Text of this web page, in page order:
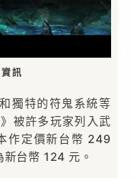
訊
獨特的符鬼系統等
被許多玩家列入武
作定價新台幣 249
台幣 124 元。